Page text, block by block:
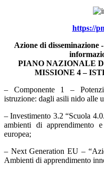
https://
Azione di disseminazione
PIANO NAZIONALE
MISSIONE 4 –
– Componente 1 –
istruzione: dagli asili nido alle
– Investimento 3.2 “Scuola
ambienti di apprendimento
europea;
– Next Generation EU –
Ambienti di apprendimento